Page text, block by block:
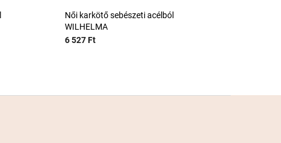
Női karkötő sebészeti acélból
WILHELMA
6 527 Ft